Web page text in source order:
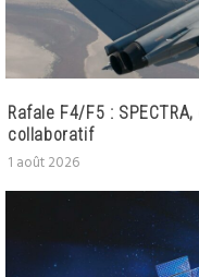
Rafale F4/F5 :
collaboratif
1 août 2026